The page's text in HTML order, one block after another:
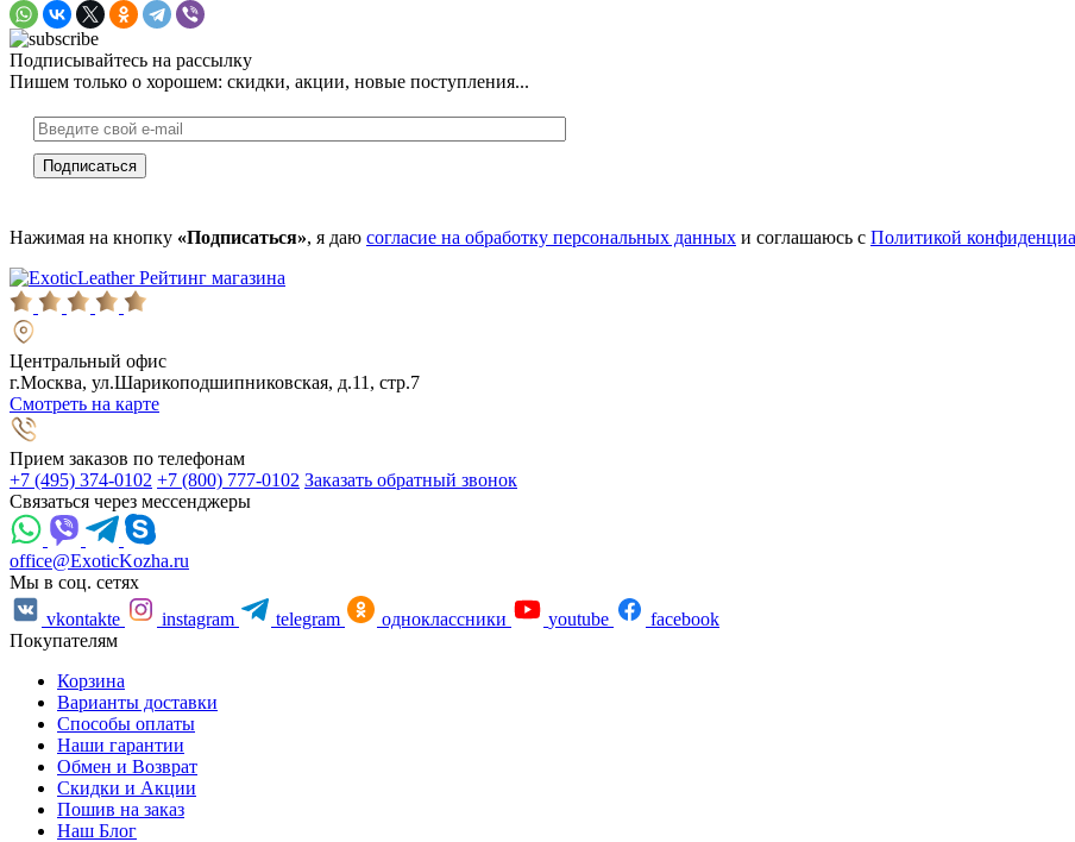
Подписывайтесь на рассылку
Пишем только о хорошем: скидки, акции, новые поступления...
Нажимая на кнопку «Подписаться», я даю согласие на обработку персональных данных и соглашаюсь с Политикой
Рейтинг магазина
Центральный офис
г.Москва, ул.Шарикоподшипниковская, д.11, стр.7
Смотреть на карте
Прием заказов по телефонам
+7 (495) 374-0102 +7 (800) 777-0102 Заказать обратный звонок
Связаться через мессенджеры
office@ExoticKozha.ru
Мы в соц. сетях
vkontakte
instagram telegram одноклассники youtube
facebook
Покупателям
Корзина
Варианты доставки
Способы оплаты
Наши гарантии
Обмен и Возврат
Скидки и Акции
Пошив на заказ
Наш Блог